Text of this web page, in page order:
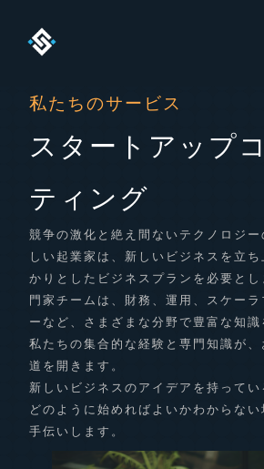
私たちのサービス
スタートアップ
ティング
競争の激化と絶え間ないテクノロジ
しい起業家は、新しいビジネスを立
かりとしたビジネスプランを必要と
門家チームは、財務、運用、スケー
ーなど、さまざまな分野で豊富な知識
私たちの集合的な経験と専門知識が
道を開きます。
新しいビジネスのアイデアを持ってい
どのように始めればよいかわからな
手伝いします。